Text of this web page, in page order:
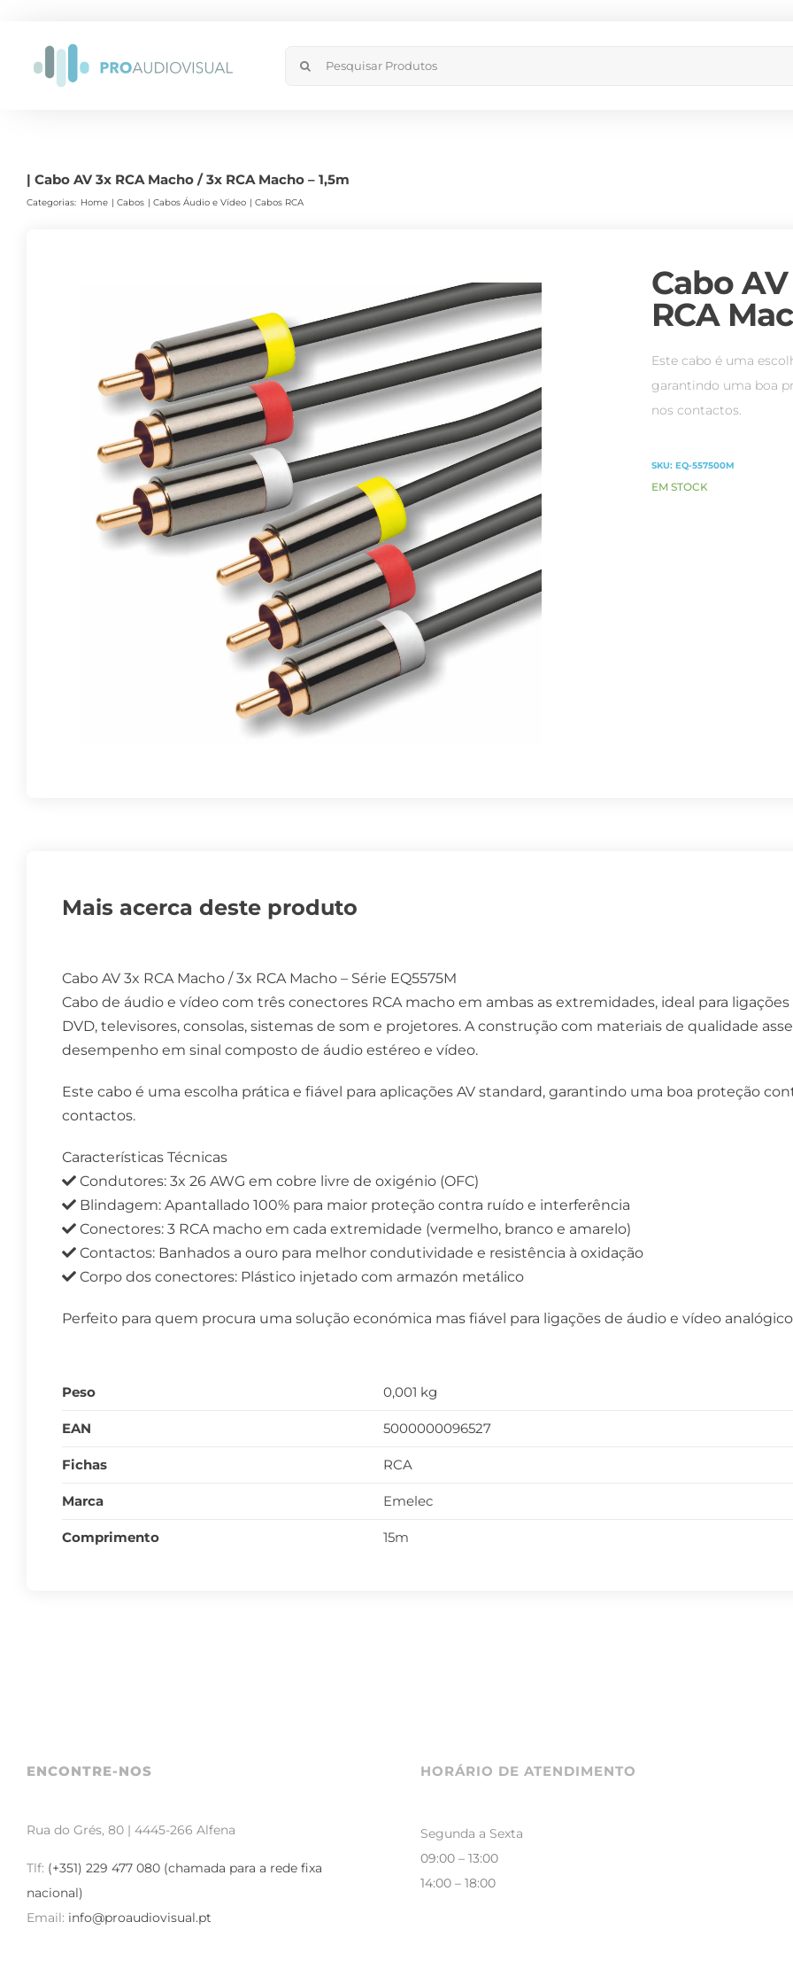
content
Search
| Cabo AV 3x RCA Macho / 3x RCA Macho – 1,5m
Categorias: Home Cabos Cabos Áudio e Vídeo Cabos RCA
Cabo
RCA
Este cabo é uma
garantindo uma boa
nos contactos.
SKU:EQ-557500M
EM STOCK
Mais acerca deste produto
Cabo AV 3x RCA Macho / 3x RCA Macho – Série EQ5575M
Cabo de áudio e vídeo com três conectores RCA macho em ambas as extremidades, ideal para
DVD, televisores, consolas, sistemas de som e projetores. A construção com materiais de qualidade
desempenho em sinal composto de áudio estéreo e vídeo.
Este cabo é uma escolha prática e fiável para aplicações AV standard, garantindo uma boa proteção
contactos.
Características Técnicas
Condutores: 3x 26 AWG em cobre livre de oxigénio (OFC)
Blindagem: Apantallado 100% para maior proteção contra ruído e interferência
Conectores: 3 RCA macho em cada extremidade (vermelho, branco e amarelo)
Contactos: Banhados a ouro para melhor condutividade e resistência à oxidação
Corpo dos conectores: Plástico injetado com armazón metálico
Perfeito para quem procura uma solução económica mas fiável para ligações de áudio e vídeo
Peso 0,001 kg
EAN 5000000096527
Fichas RCA
Marca Emelec
Comprimento 15m
ENCONTRE-NOS
Rua do Grés, 80 | 4445-266 Alfena
Tlf: (+351) 229 477 080 (chamada para a rede fixa
nacional)
Email: info@proaudiovisual.pt
HORÁRIO DE ATENDIMENTO
Segunda a Sexta
09:00 – 13:00
14:00 – 18:00